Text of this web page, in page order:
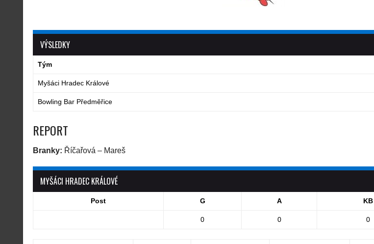
VÝSLEDKY
Tým
Myšáci Hradec Králové
Bowling Bar Předměřice
REPORT
Branky: Říčařová – Mareš
MYŠÁCI HRADEC KRÁLOVÉ
Post G A KB
0 0 0